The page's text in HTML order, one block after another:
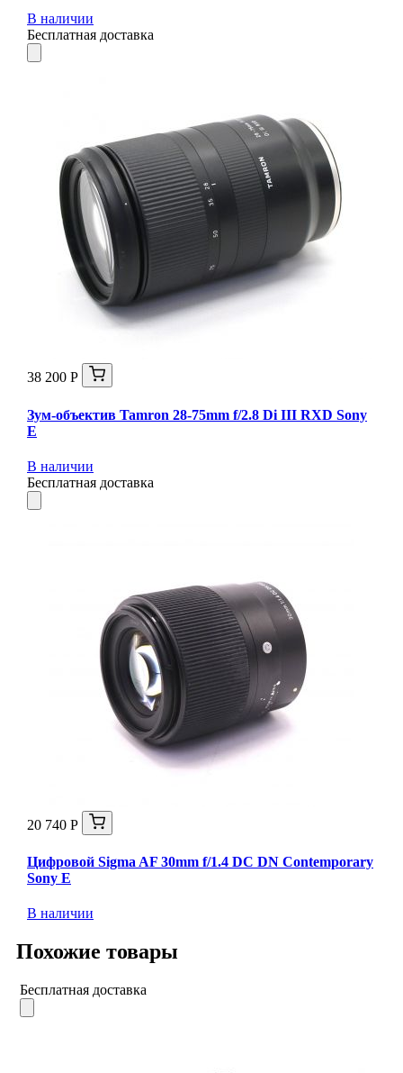
В наличии
Бесплатная доставка
38 200 Р
Зум-объектив Tamron 28-75mm f/2.8 Di III RXD Sony
E
В наличии
Бесплатная доставка
20 740 Р
Цифровой Sigma AF 30mm f/1.4 DC DN Contemporary
Sony E
В наличии
Похожие товары
Бесплатная доставка